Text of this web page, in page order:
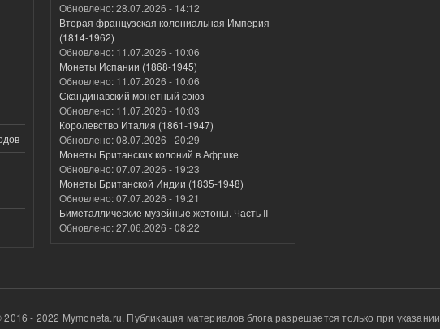
Обновлено:28.07.2026 - 14:12
Вторая французская колониальная Империя
(1814-1962)
Обновлено: 11.07.2026 - 10:06
Монеты Испании (1868-1945)
Обновлено: 11.07.2026 - 10:06
Скандинавский монетный союз
Обновлено: 11.07.2026 - 10:03
Королевство Италия (1861-1947)
Обновлено:08.07.2026 - 20:29
Монеты Британских колоний в Африке
Обновлено:07.07.2026 - 19:23
Монеты Британской Индии (1835-1948)
Обновлено:07.07.2026 - 19:21
Биметаллические музейные жетоны. Часть II
Обновлено:27.06.2026 - 08:22
2016 - 2022 Mymoneta.ru. Публикация материалов блога разрешается только при